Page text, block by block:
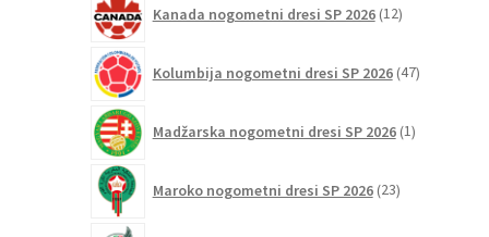
Kanada nogometni dresi SP 2026 12izdelkov
Kolumbija nogometni dresi SP 2026 47izdelkov
Madžarska nogometni dresi SP 2026 1izdelek
Maroko nogometni dresi SP 2026 23izdelkov